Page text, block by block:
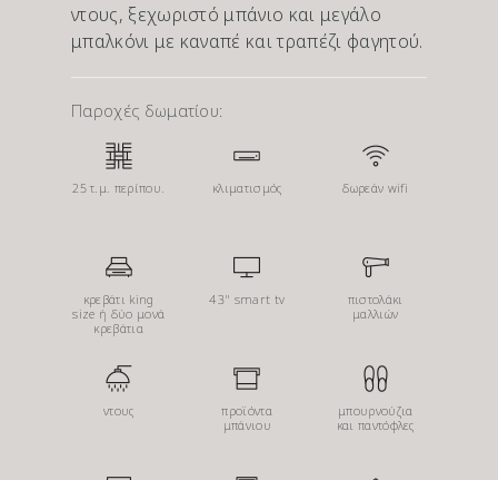
ντους, ξεχωριστό μπάνιο και μεγάλο
μπαλκόνι με καναπέ και τραπέζι φαγητού.
Παροχές δωματίου:
25 τ.μ. περίπου. κλιματισμός δωρεάν wifi
κρεβάτι king
size ή δύο μονά
κρεβάτια
43" smart tv
πιστολάκι
μαλλιών
ντους
προϊόντα
μπάνιου
μπουρνούζια
και παντόφλες